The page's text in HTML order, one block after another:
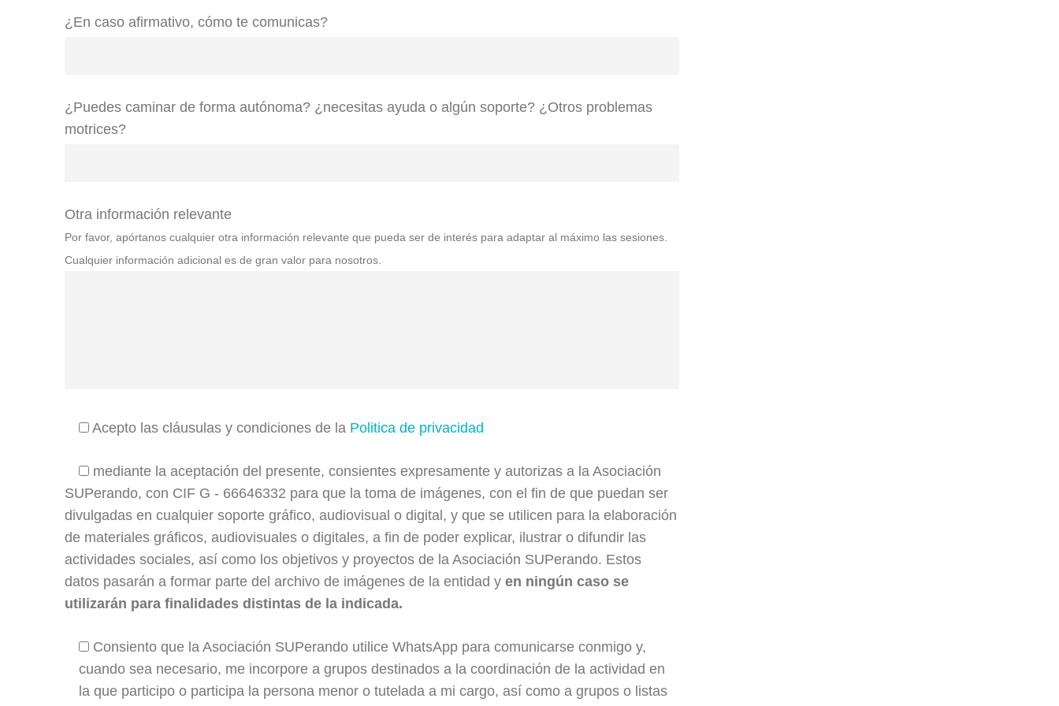
¿En caso afirmativo, cómo te comunicas?
¿Puedes caminar de forma autónoma? ¿necesitas ayuda o algún soporte? ¿Otros problemas
motrices?
Otra información relevante
Por favor, apórtanos cualquier otra información relevante que pueda ser de interés para adaptar al máximo las sesiones.
Cualquier información adicional es de gran valor para nosotros.
Acepto las cláusulas y condiciones de la Politica de privacidad
mediante la aceptación del presente, consientes expresamente y autorizas a la Asociación
SUPerando, con CIF G - 66646332 para que la toma de imágenes, con el fin de que puedan ser
divulgadas en cualquier soporte gráfico, audiovisual o digital, y que se utilicen para la elaboración
de materiales gráficos, audiovisuales o digitales, a fin de poder explicar, ilustrar o difundir las
actividades sociales, así como los objetivos y proyectos de la Asociación SUPerando. Estos
datos pasarán a formar parte del archivo de imágenes de la entidad y en ningún caso se
utilizarán para finalidades distintas de la indicada.
Consiento que la Asociación SUPerando utilice WhatsApp para comunicarse conmigo y,
cuando sea necesario, me incorpore a grupos destinados a la coordinación de la actividad en
la que participo o participa la persona menor o tutelada a mi cargo, así como a grupos o listas